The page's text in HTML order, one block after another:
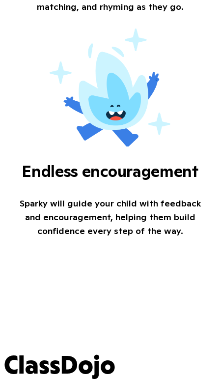
matching, and rhyming as they go.
Endless encouragement
Sparky will guide your child with feedback
and encouragement, helping them build
confidence every step of the way.
ClassDojo